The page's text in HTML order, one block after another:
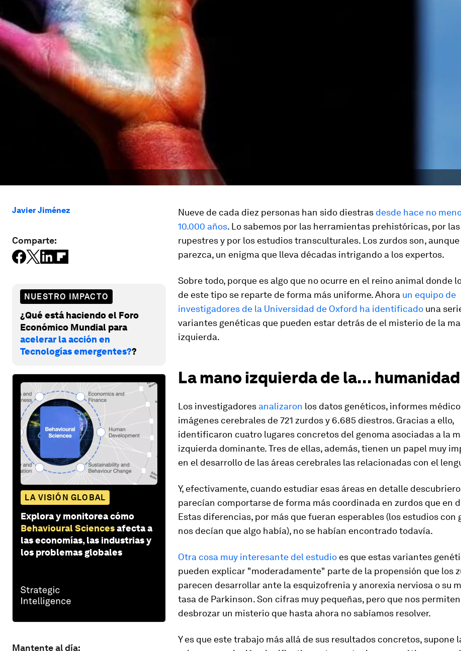
Javier Jiménez
Comparte:
NUESTRO IMPACTO
¿Qué está haciendo el Foro
Económico Mundial para
acelerar la acción en
Tecnologías emergentes??
LA VISIÓN GLOBAL
Explora y monitorea cómo
Behavioural Sciencesafecta a
las economías, las industrias y
los problemas globales
Mantente al día:
Nueve de cada diez personas han sido diestras desde hace no
10.000 años. Lo sabemos por las herramientas prehistóricas, por
rupestres y por los estudios transculturales. Los zurdos son,
parezca, un enigma que lleva décadas intrigando a los expertos.
Sobre todo, porque es algo que no ocurre en el reino animal donde
de este tipo se reparte de forma más uniforme. Ahora un equipo de
investigadores de la Universidad de Oxford ha identificado una
variantes genéticas que pueden estar detrás de el misterio de la
izquierda.
La mano izquierda de la... humanidad
Los investigadores analizaron los datos genéticos, informes
imágenes cerebrales de 721 zurdos y 6.685 diestros. Gracias a ello,
identificaron cuatro lugares concretos del genoma asociadas a la
izquierda dominante. Tres de ellas, además, tienen un papel muy
en el desarrollo de las áreas cerebrales las relacionadas con el
Y, efectivamente, cuando estudiar esas áreas en detalle
parecían comportarse de forma más coordinada en zurdos que en
Estas diferencias, por más que fueran esperables (los estudios con
nos decían que algo había), no se habían encontrado todavía.
Otra cosa muy interesante del estudio es que estas variantes
pueden explicar "moderadamente" parte de la propensión que los
parecen desarrollar ante la esquizofrenia y anorexia nerviosa o su
tasa de Parkinson. Son cifras muy pequeñas, pero que nos permiten
desbrozar un misterio que hasta ahora no sabíamos resolver.
Y es que este trabajo más allá de sus resultados concretos, supone